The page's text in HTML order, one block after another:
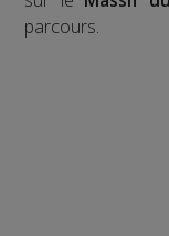
parcours.